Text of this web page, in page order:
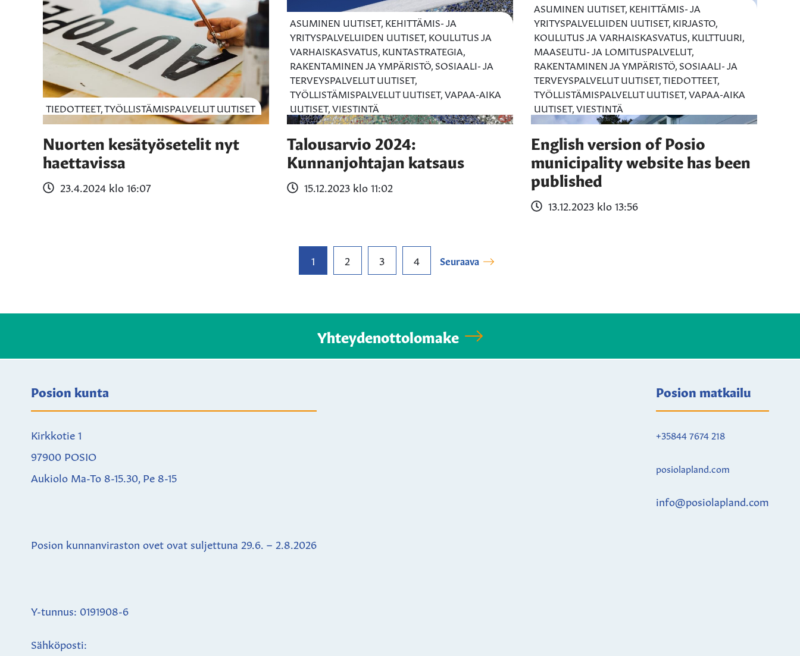
TIEDOTTEET, TYÖLLISTÄMISPALVELUT UUTISET
Nuorten kesätyösetelit nyt
haettavissa
23.4.2024 klo 16:07
ASUMINEN UUTISET, KEHITTÄMIS- JA
YRITYSPALVELUIDEN UUTISET, KOULUTUS JA
VARHAISKASVATUS, KUNTASTRATEGIA,
RAKENTAMINEN JA YMPÄRISTÖ, SOSIAALI- JA
TERVEYSPALVELUT UUTISET,
TYÖLLISTÄMISPALVELUT UUTISET, VAPAA-AIKA
UUTISET, VIESTINTÄ
Talousarvio 2024:
Kunnanjohtajan katsaus
15.12.2023 klo 11:02
ASUMINEN UUTISET, KEHITTÄMIS- JA
YRITYSPALVELUIDEN UUTISET, KIRJASTO,
KOULUTUS JA VARHAISKASVATUS, KULTTUURI,
MAASEUTU- JA LOMITUSPALVELUT,
RAKENTAMINEN JA YMPÄRISTÖ, SOSIAALI- JA
TERVEYSPALVELUT UUTISET, TIEDOTTEET,
TYÖLLISTÄMISPALVELUT UUTISET, VAPAA-AIKA
UUTISET, VIESTINTÄ
English version of Posio
municipality website has been
published
13.12.2023 klo 13:56
1 2 3 4 Seuraava
Yhteydenottolomake
Posion kunta
Kirkkotie 1
97900 POSIO
Aukiolo Ma-To 8-15.30, Pe 8-15
Posion kunnanviraston ovet ovat suljettuna 29.6. – 2.8.2026
Y-tunnus: 0191908-6
Sähköposti:
Posion matkailu
+35844 7674 218
posiolapland.com
info@posiolapland.com